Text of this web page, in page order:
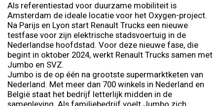
Als referentiestad voor duurzame mobiliteit is
Amsterdam de ideale locatie voor het Oxygen-project.
Na Parijs en Lyon start Renault Trucks een nieuwe
testfase voor zijn elektrische stadsvoertuig in de
Nederlandse hoofdstad. Voor deze nieuwe fase, die
begint in oktober 2024, werkt Renault Trucks samen met
Jumbo en SVZ.
Jumbo is de op één na grootste supermarktketen van
Nederland. Met meer dan 700 winkels in Nederland en
België staat het bedrijf letterlijk midden in de